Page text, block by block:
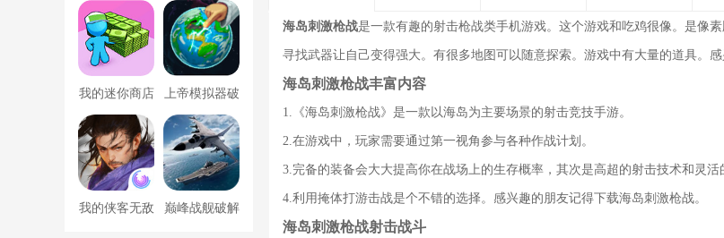
限金币版 化版下载
我的迷你商店
破解版无限金
币版下载中文
上帝模拟器破
解版全解锁无
广告
我的侠客无敌 巅峰战舰破解
海岛刺激枪战是一款有趣的射击枪战类手机游戏。这个游戏和吃鸡很像。是像
寻找武器让自己变得强大。有很多地图可以随意探索。游戏中有大量的道具。感
海岛刺激枪战丰富内容
1.《海岛刺激枪战》是一款以海岛为主要场景的射击竞技手游。
2.在游戏中，玩家需要通过第一视角参与各种作战计划。
3.完备的装备会大大提高你在战场上的生存概率，其次是高超的射击技术和灵活
4.利用掩体打游击战是个不错的选择。感兴趣的朋友记得下载海岛刺激枪战。
海岛刺激枪战射击战斗